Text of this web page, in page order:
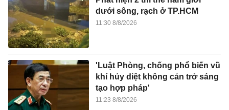
dưới sông, rạch ở TP.HCM
11:30 8/8/2026
'Luật Phòng, chống phổ biến vũ
khí hủy diệt không cản trở sáng
tạo hợp pháp'
11:23 8/8/2026